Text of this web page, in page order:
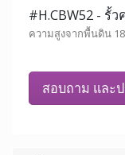
#H.CBW52 - รั้
ความสูงจากพื้นดิน
สอบถาม และ